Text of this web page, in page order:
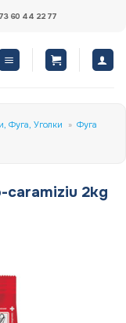
60 44 22 77
Фуга, Уголки » Фуга
caramiziu 2kg